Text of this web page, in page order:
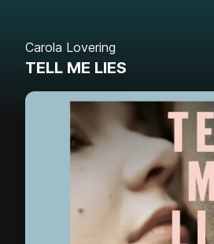
Carola Lovering
TELL ME LIES